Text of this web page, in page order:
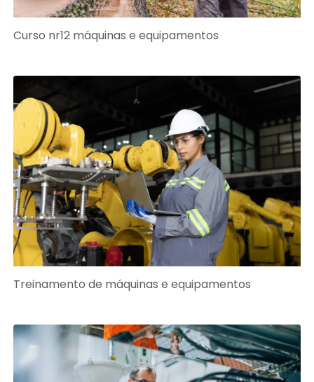
Curso nr12 máquinas e equipamentos
Treinamento de máquinas e equipamentos